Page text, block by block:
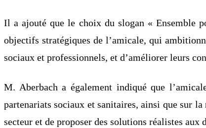
Il a ajouté que le choix du slogan « Ensemble
objectifs stratégiques de l’amicale, qui
sociaux et professionnels, et d’améliorer leurs
M. Aberbach a également indiqué que
partenariats sociaux et sanitaires, ainsi que sur
secteur et de proposer des solutions réalistes aux